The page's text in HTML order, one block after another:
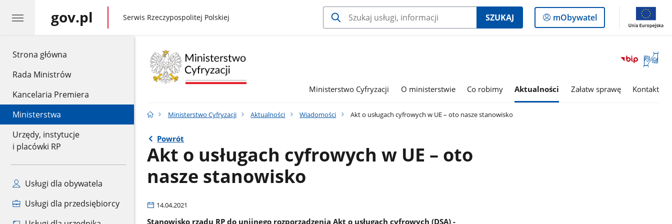
Strona główna
Rada Ministrów
Kancelaria Premiera
Ministerstwa
Urzędy, instytucje
i placówki RP
Usługi dla obywatela
Usługi dla przedsiębiorcy
gov.pl gov.pl
Serwis Rzeczypospolitej Polskiej SZUKAJ
Logowanie
do
mObywatel
Otwórz
okno
Ministerstwo Cyfryzacji O ministerstwie Co robimy Aktualności Załatw sprawę Kontakt
Ministerstwo Cyfryzacji Aktualności Wiadomości Akt o usługach cyfrowych w UE – oto nasze stanowisko
Powrót
Akt o usługach cyfrowych w UE – oto
nasze stanowisko
14.04.2021
Stanowisko rządu RP do unijnego rozporządzenia Akt o usługach cyfrowych (DSA) -